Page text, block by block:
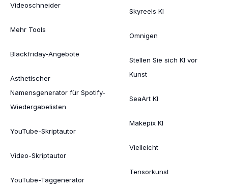
Videoschneider
Mehr Tools
Blackfriday-Angebote
Ästhetischer
Namensgenerator für Spotify-
Wiedergabelisten
YouTube-Skriptautor
Video-Skriptautor
YouTube-Taggenerator
Skyreels KI
Omnigen
Stellen Sie sich KI vor
Kunst
SeaArt KI
Makepix KI
Vielleicht
Tensorkunst